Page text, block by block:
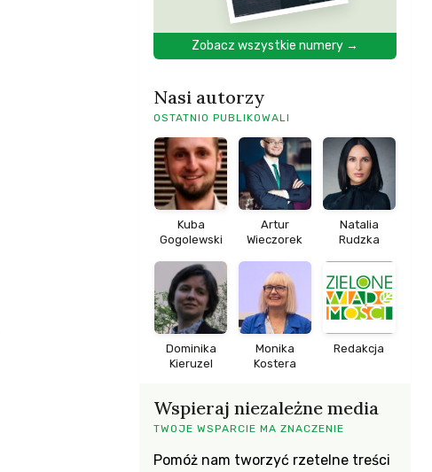
Zobacz wszystkie numery →
Nasi autorzy
OSTATNIO PUBLIKOWALI
Kuba
Gogolewski
Artur
Wieczorek
Natalia
Rudzka
Dominika
Kieruzel
Monika
Kostera
Redakcja
Wspieraj niezależne media
TWOJE WSPARCIE MA ZNACZENIE
Pomóż nam tworzyć rzetelne treści